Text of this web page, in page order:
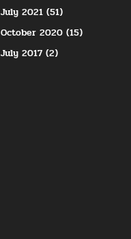
July 2021 (51)
October 2020 (15)
July 2017 (2)